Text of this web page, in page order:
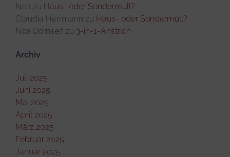
Noa zu Haus- oder Sondermüll?
Claudia Herrmann zu Haus- oder Sondermüll?
Noa Dornseif zu 3-in-1-Anstrich
Archiv
Juli 2025
Juni 2025
Mai 2025
April 2025
März 2025
Februar 2025
Januar 2025